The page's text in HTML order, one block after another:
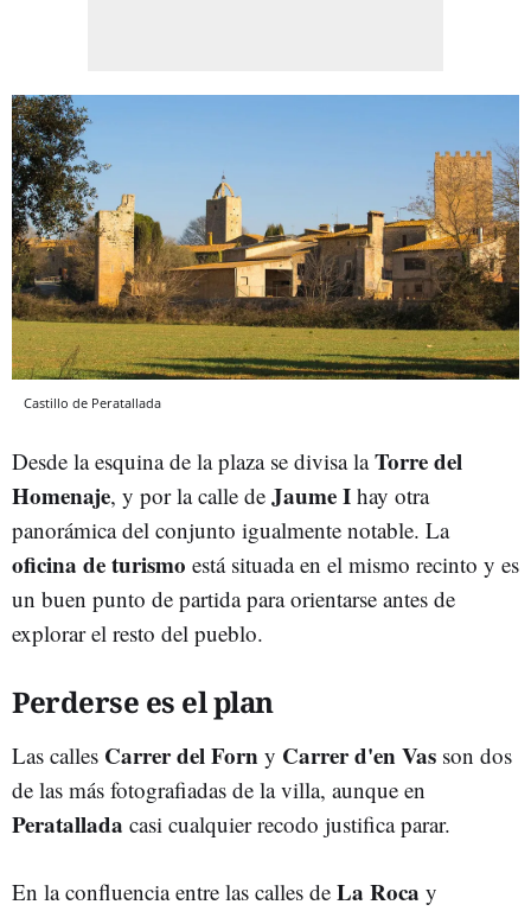
Castillo de Peratallada
Desde la esquina de la plaza se divisa laTorre del
Homenaje, y por la calle de Jaume I hay otra
panorámica del conjunto igualmente notable. La
oficina de turismo está situada en el mismo recinto y es
un buen punto de partida para orientarse antes de
explorar el resto del pueblo.
Perderse es el plan
Las calles Carrer del Forn y Carrer d'en Vas son dos
de las más fotografiadas de la villa, aunque en
Peratallada casi cualquier recodo justifica parar.
En la confluencia entre las calles de La Roca y